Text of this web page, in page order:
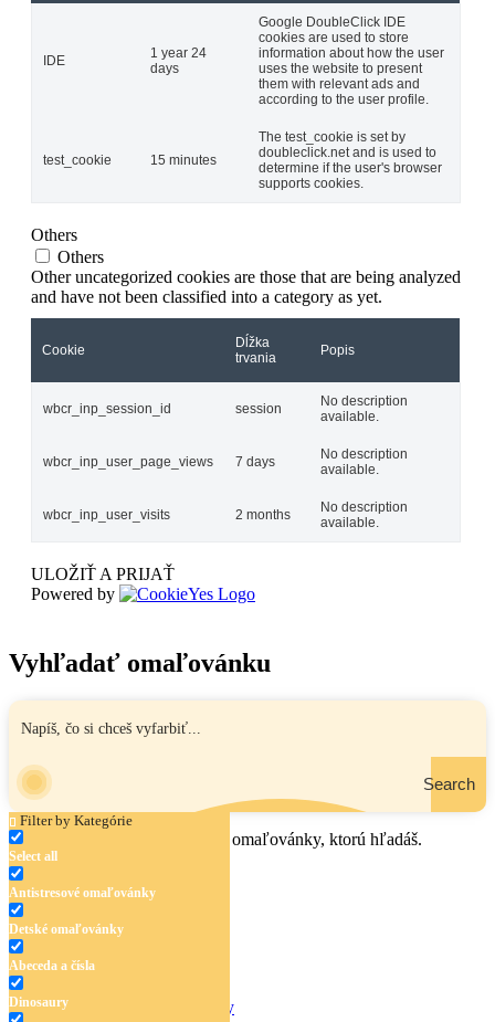
IDE
1 year 24
days
Google DoubleClick IDE
cookies are used to store
information about how the user
uses the website to present
them with relevant ads and
according to the user profile.
test_cookie 15 minutes
The test_cookie is set by
doubleclick.net and is used to
determine if the user's browser
supports cookies.
Others
Others
Other uncategorized cookies are those that are being analyzed
and have not been classified into a category as yet.
Cookie
Dĺžka
trvania
Popis
wbcr_inp_session_id session
No description
available.
wbcr_inp_user_page_views 7 days
No description
available.
wbcr_inp_user_visits 2 months
No description
available.
ULOŽIŤ A PRIJAŤ
Powered by
Vyhľadať omaľovánku
Search
Filter by Kategórie
Select all
Antistresové omaľovánky
Detské omaľovánky
Abeceda a čísla
Dinosaury
Zadaj názov, oblasť alebo tému omaľovánky, ktorú hľadáš.
Antistresové omaľovánky